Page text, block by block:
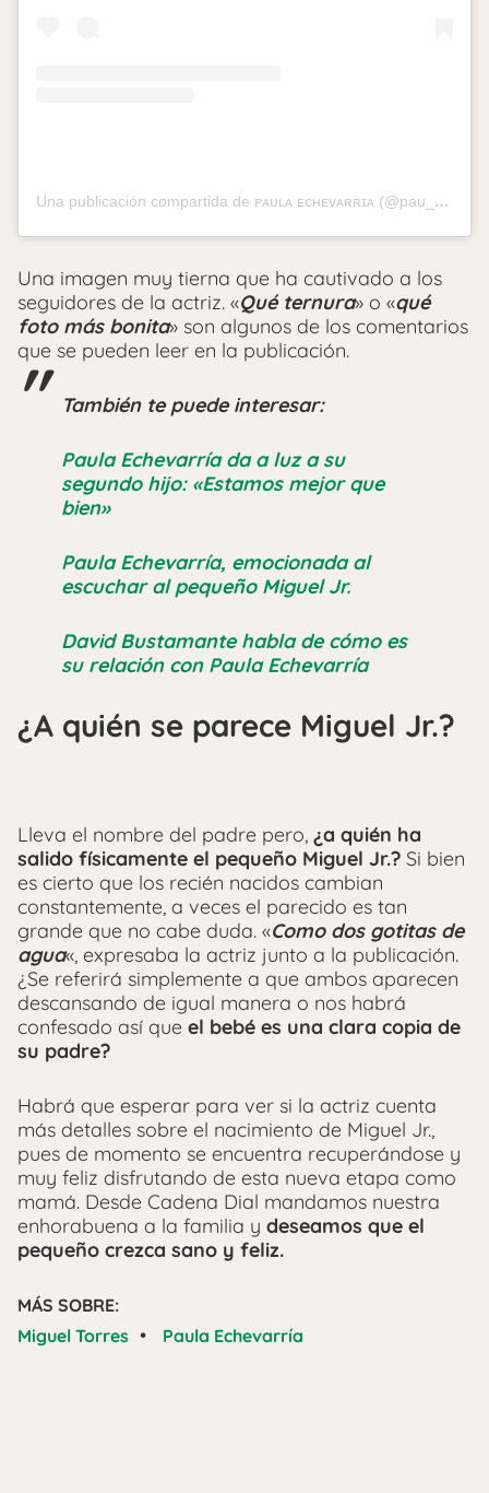
Una publicación compartida de ᴘᴀᴜʟᴀ ᴇᴄʜᴇᴠᴀʀʀɪᴀ (@pau_eche)
Una imagen muy tierna que ha cautivado a los
seguidores de la actriz. «Qué ternura» o «qué
foto más bonita» son algunos de los comentarios
que se pueden leer en la publicación.
También te puede interesar:
Paula Echevarría da a luz a su
segundo hijo: «Estamos mejor que
bien»
Paula Echevarría, emocionada al
escuchar al pequeño Miguel Jr.
David Bustamante habla de cómo es
su relación con Paula Echevarría
¿A quién se parece Miguel Jr.?
Lleva el nombre del padre pero, ¿a quién ha
salido físicamente el pequeño Miguel Jr.? Si bien
es cierto que los recién nacidos cambian
constantemente, a veces el parecido es tan
grande que no cabe duda. «Como dos gotitas de
agua«, expresaba la actriz junto a la publicación.
¿Se referirá simplemente a que ambos aparecen
descansando de igual manera o nos habrá
confesado así que el bebé es una clara copia de
su padre?
Habrá que esperar para ver si la actriz cuenta
más detalles sobre el nacimiento de Miguel Jr.,
pues de momento se encuentra recuperándose y
muy feliz disfrutando de esta nueva etapa como
mamá. Desde Cadena Dial mandamos nuestra
enhorabuena a la familia y deseamos que el
pequeño crezca sano y feliz.
MÁS SOBRE:
Miguel Torres • Paula Echevarría